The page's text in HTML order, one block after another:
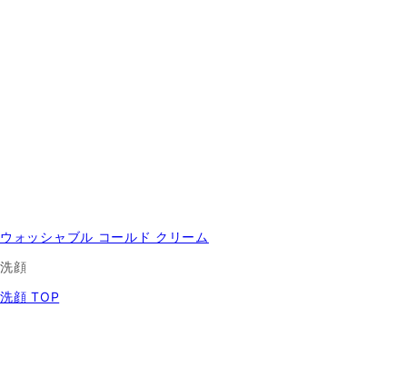
ウォッシャブル コールド クリーム
洗顔
洗顔 TOP